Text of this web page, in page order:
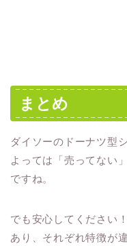
まとめ
ダイソーのドーナツ型
よっては「売ってない
ですね。
でも安心してください
あり、それぞれ特徴が